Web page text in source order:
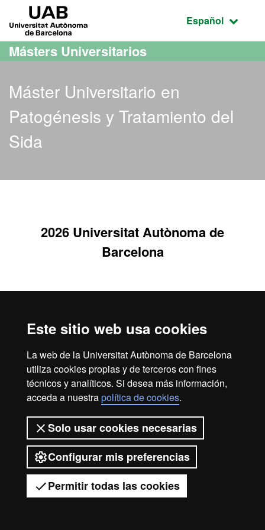
Este sitio web usa cookies
La web de la Universitat Autònoma de Barcelona
utiliza cookies propias y de terceros con fines
técnicos y analíticos. Si desea más información,
acceda a nuestrapolítica de cookies.
Solo usar cookies necesarias
Configurar mis preferencias
Permitir todas las cookies
Acceso al contenido principal
Acceso a la navegación de la página
Idioma
Español
Másters Universitarios
Máster Universitario en
Patogénesis y Tratamiento del
Sida
Tienes dudas?
2026 Universitat Autònoma de
Barcelona